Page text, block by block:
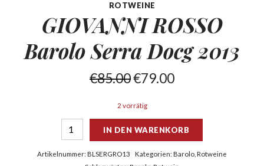
ROTWEINE
GIOVANNI ROSSO
BaroloSerra Docg 2013
€85.00€79.00
2 vorrätig
IN DEN WARENKORB
Artikelnummer:BLSERGRO13 Kategorien: Barolo, Rotweine